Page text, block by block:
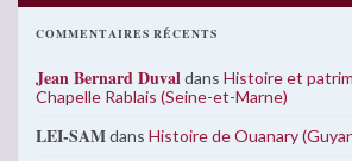
COMMENTAIRES RÉCENTS
Jean Bernard Duvaldans Histoire et
Chapelle Rablais (Seine-et-Marne)
LEI-SAMdans Histoire de Ouanary